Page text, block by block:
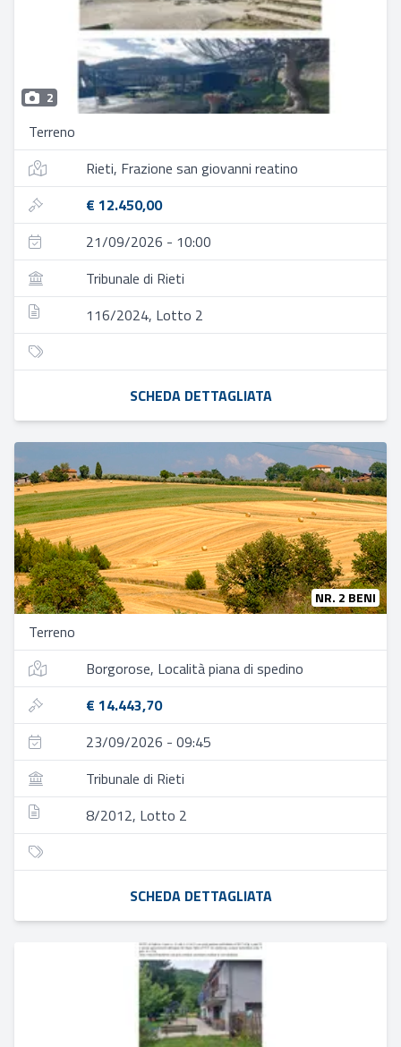
2
Terreno
Rieti, Frazione san giovanni reatino
€ 12.450,00
21/09/2026 - 10:00
Tribunale di Rieti
116/2024, Lotto 2
SCHEDA DETTAGLIATA
NR. 2 BENI
Terreno
Borgorose, Località piana di spedino
€ 14.443,70
23/09/2026 - 09:45
Tribunale di Rieti
8/2012, Lotto 2
SCHEDA DETTAGLIATA